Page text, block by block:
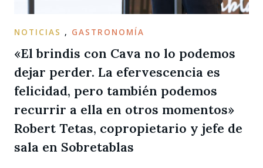
NOTICIAS , GASTRONOMÍA
«El brindis con Cava no lo podemos
dejar perder. La efervescencia es
felicidad, pero también podemos
recurrir a ella en otros momentos»
Robert Tetas, copropietario y jefe de
sala en Sobretablas